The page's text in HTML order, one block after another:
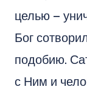
целью –
Бог
подобию.
с Ним и